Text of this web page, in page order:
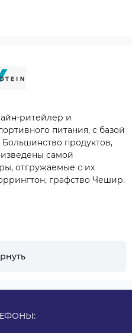
ритейлер и
питания, с базой
продуктов,
самой
отгружаемые с их
графство Чешир.